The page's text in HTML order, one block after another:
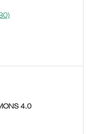
4.0